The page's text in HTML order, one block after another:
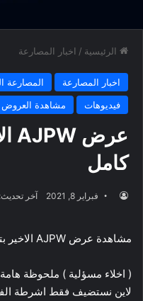
الرئيسية / اخبار المصارعة
اخبار المصارعة المصارعة
فيديوهات
مشاهدة العروض
كامل
فبراير 8, 2021 آخر تحديث: مايو
مشاهدة عرض AJPW الاخير بتاريخ 7/2/2021 كامل
( اخلاء مسؤلية ) ملحوظة
لاين نستضيف فقط اشرطة